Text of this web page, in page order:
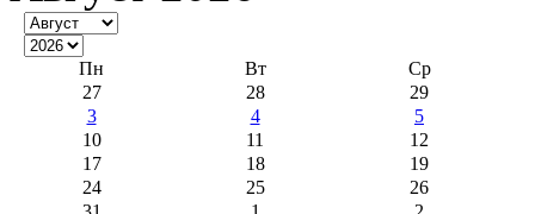
Пн Вт
Ср
27
28
29
3
4
5
10
11
12
17
18
19
24
25
26